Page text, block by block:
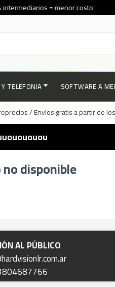
= menor costo
TELEFONIA SOFTWARE A
/ Envios gratis a partir de
disponible
AL PÚBLICO